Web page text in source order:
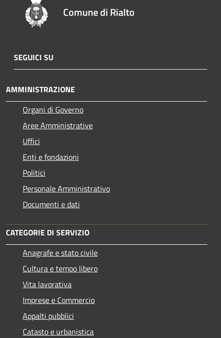
Comune di Rialto
SEGUICI SU
AMMINISTRAZIONE
Organi di Governo
Aree Amministrative
Uffici
Enti e fondazioni
Politici
Personale Amministrativo
Documenti e dati
CATEGORIE DI SERVIZIO
Anagrafe e stato civile
Cultura e tempo libero
Vita lavorativa
Imprese e Commercio
Appalti pubblici
Catasto e urbanistica